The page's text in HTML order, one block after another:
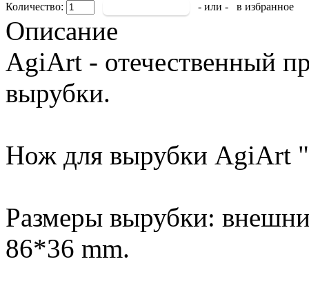
Количество: - или - в избранное
Описание
AgiArt - отечественный
вырубки.
Нож для вырубки AgiArt
Размеры вырубки:
86*36 mm.